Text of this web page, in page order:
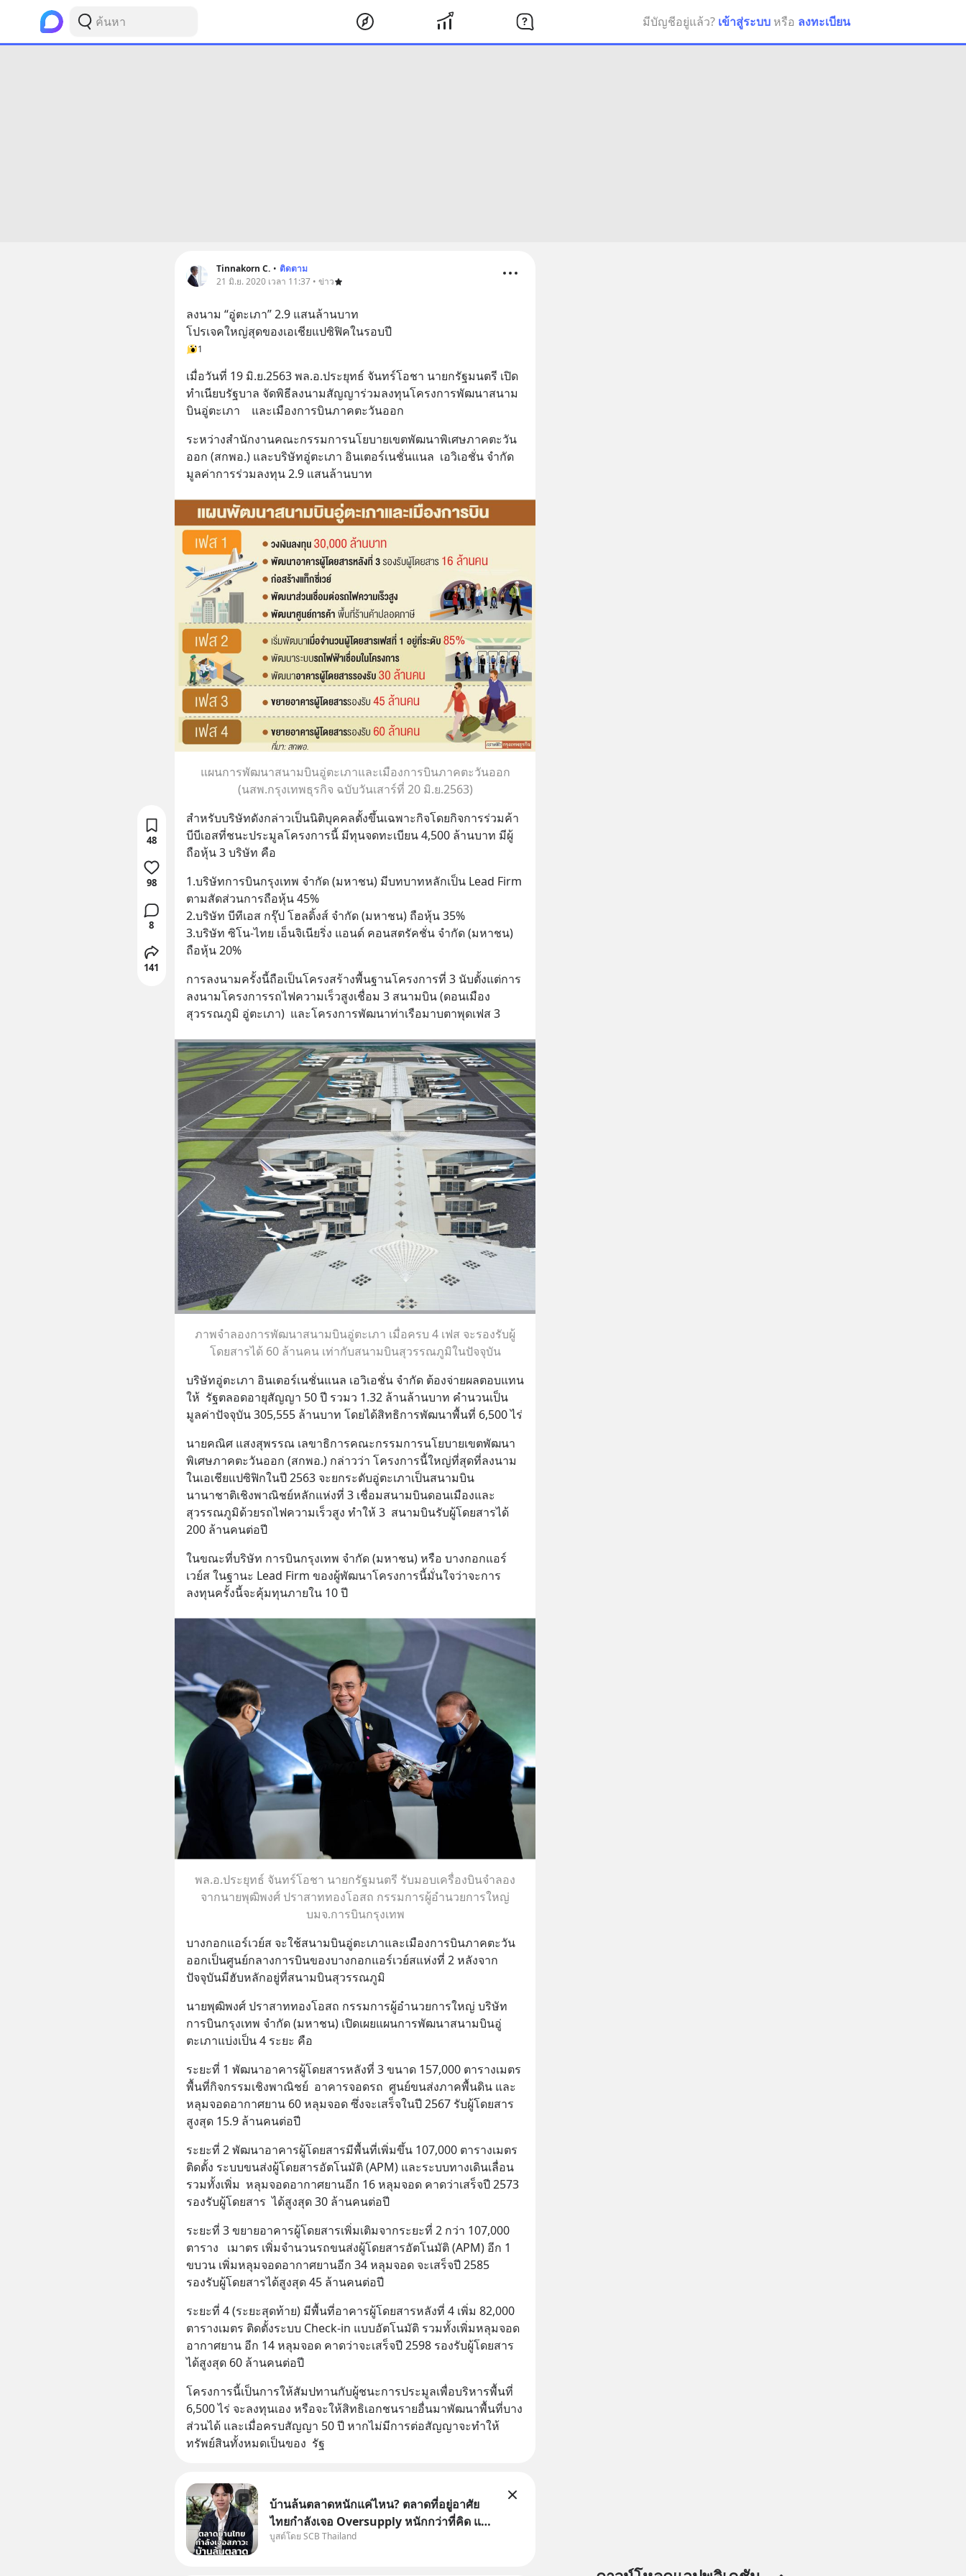
มีบัญชีอยู่แล้ว? เข้าสู่ระบบ หรือ ลงทะเบียน
Tinnakorn C. • ติดตาม
21 มิ.ย. 2020 เวลา 11:37 • ข่าว
ลงนาม “อู่ตะเภา” 2.9 แสนล้านบาท
โปรเจคใหญ่สุดของเอเชียแปซิฟิคในรอบปี
1
เมื่อวันที่ 19 มิ.ย.2563 พล.อ.ประยุทธ์ จันทร์โอชา นายกรัฐมนตรี เปิด
ทำเนียบรัฐบาล จัดพิธีลงนามสัญญาร่วมลงทุนโครงการพัฒนาสนาม
บินอู่ตะเภา    และเมืองการบินภาคตะวันออก
ระหว่างสำนักงานคณะกรรมการนโยบายเขตพัฒนาพิเศษภาคตะวัน
ออก (สกพอ.) และบริษัทอู่ตะเภา อินเตอร์เนชั่นแนล  เอวิเอชั่น จำกัด
มูลค่าการร่วมลงทุน 2.9 แสนล้านบาท
แผนการพัฒนาสนามบินอู่ตะเภาและเมืองการบินภาคตะวันออก
(นสพ.กรุงเทพธุรกิจ ฉบับวันเสาร์ที่ 20 มิ.ย.2563)
สำหรับบริษัทดังกล่าวเป็นนิติบุคคลตั้งขึ้นเฉพาะกิจโดยกิจการร่วมค้า
บีบีเอสที่ชนะประมูลโครงการนี้ มีทุนจดทะเบียน 4,500 ล้านบาท มีผู้
ถือหุ้น 3 บริษัท คือ
1.บริษัทการบินกรุงเทพ จำกัด (มหาชน) มีบทบาทหลักเป็น Lead Firm
ตามสัดส่วนการถือหุ้น 45%
2.บริษัท บีทีเอส กรุ๊ป โฮลดิ้งส์ จำกัด (มหาชน) ถือหุ้น 35%
3.บริษัท ซิโน-ไทย เอ็นจิเนียริ่ง แอนด์ คอนสตรัคชั่น จำกัด (มหาชน)
ถือหุ้น 20%
การลงนามครั้งนี้ถือเป็นโครงสร้างพื้นฐานโครงการที่ 3 นับตั้งแต่การ
ลงนามโครงการรถไฟความเร็วสูงเชื่อม 3 สนามบิน (ดอนเมือง
สุวรรณภูมิ อู่ตะเภา)  และโครงการพัฒนาท่าเรือมาบตาพุดเฟส 3
ภาพจำลองการพัฒนาสนามบินอู่ตะเภา เมื่อครบ 4 เฟส จะรองรับผู้
โดยสารได้ 60 ล้านคน เท่ากับสนามบินสุวรรณภูมิในปัจจุบัน
บริษัทอู่ตะเภา อินเตอร์เนชั่นแนล เอวิเอชั่น จำกัด ต้องจ่ายผลตอบแทน
ให้  รัฐตลอดอายุสัญญา 50 ปี รวมว 1.32 ล้านล้านบาท คำนวนเป็น
มูลค่าปัจจุบัน 305,555 ล้านบาท โดยได้สิทธิการพัฒนาพื้นที่ 6,500 ไร่
นายคณิศ แสงสุพรรณ เลขาธิการคณะกรรมการนโยบายเขตพัฒนา
พิเศษภาคตะวันออก (สกพอ.) กล่าวว่า โครงการนี้ใหญ่ที่สุดที่ลงนาม
ในเอเชียแปซิฟิกในปี 2563 จะยกระดับอู่ตะเภาเป็นสนามบิน
นานาชาติเชิงพาณิชย์หลักแห่งที่ 3 เชื่อมสนามบินดอนเมืองและ
สุวรรณภูมิด้วยรถไฟความเร็วสูง ทำให้ 3  สนามบินรับผู้โดยสารได้
200 ล้านคนต่อปี
ในขณะที่บริษัท การบินกรุงเทพ จำกัด (มหาชน) หรือ บางกอกแอร์
เวย์ส ในฐานะ Lead Firm ของผู้พัฒนาโครงการนี้มั่นใจว่าจะการ
ลงทุนครั้งนี้จะคุ้มทุนภายใน 10 ปี
พล.อ.ประยุทธ์ จันทร์โอชา นายกรัฐมนตรี รับมอบเครื่องบินจำลอง
จากนายพุฒิพงศ์ ปราสาททองโอสถ กรรมการผู้อำนวยการใหญ่
บมจ.การบินกรุงเทพ
บางกอกแอร์เวย์ส จะใช้สนามบินอู่ตะเภาและเมืองการบินภาคตะวัน
ออกเป็นศูนย์กลางการบินของบางกอกแอร์เวย์สแห่งที่ 2 หลังจาก
ปัจจุบันมีฮับหลักอยู่ที่สนามบินสุวรรณภูมิ
นายพุฒิพงศ์ ปราสาททองโอสถ กรรมการผู้อำนวยการใหญ่ บริษัท
การบินกรุงเทพ จำกัด (มหาชน) เปิดเผยแผนการพัฒนาสนามบินอู่
ตะเภาแบ่งเป็น 4 ระยะ คือ
ระยะที่ 1 พัฒนาอาคารผู้โดยสารหลังที่ 3 ขนาด 157,000 ตารางเมตร
พื้นที่กิจกรรมเชิงพาณิชย์  อาคารจอดรถ  ศูนย์ขนส่งภาคพื้นดิน และ
หลุมจอดอากาศยาน 60 หลุมจอด ซึ่งจะเสร็จในปี 2567 รับผู้โดยสาร
สูงสุด 15.9 ล้านคนต่อปี
ระยะที่ 2 พัฒนาอาคารผู้โดยสารมีพื้นที่เพิ่มขึ้น 107,000 ตารางเมตร
ติดตั้ง ระบบขนส่งผู้โดยสารอัตโนมัติ (APM) และระบบทางเดินเลื่อน
รวมทั้งเพิ่ม  หลุมจอดอากาศยานอีก 16 หลุมจอด คาดว่าเสร็จปี 2573
รองรับผู้โดยสาร  ได้สูงสุด 30 ล้านคนต่อปี
ระยะที่ 3 ขยายอาคารผู้โดยสารเพิ่มเติมจากระยะที่ 2 กว่า 107,000
ตาราง   เมาตร เพิ่มจำนวนรถขนส่งผู้โดยสารอัตโนมัติ (APM) อีก 1
ขบวน เพิ่มหลุมจอดอากาศยานอีก 34 หลุมจอด จะเสร็จปี 2585
รองรับผู้โดยสารได้สูงสุด 45 ล้านคนต่อปี
ระยะที่ 4 (ระยะสุดท้าย) มีพื้นที่อาคารผู้โดยสารหลังที่ 4 เพิ่ม 82,000
ตารางเมตร ติดตั้งระบบ Check-in แบบอัตโนมัติ รวมทั้งเพิ่มหลุมจอด
อากาศยาน อีก 14 หลุมจอด คาดว่าจะเสร็จปี 2598 รองรับผู้โดยสาร
ได้สูงสุด 60 ล้านคนต่อปี
โครงการนี้เป็นการให้สัมปทานกับผู้ชนะการประมูลเพื่อบริหารพื้นที่
6,500 ไร่ จะลงทุนเอง หรือจะให้สิทธิเอกชนรายอื่นมาพัฒนาพื้นที่บาง
ส่วนได้ และเมื่อครบสัญญา 50 ปี หากไม่มีการต่อสัญญาจะทำให้
ทรัพย์สินทั้งหมดเป็นของ  รัฐ
48
98
8
141
บ้านล้นตลาดหนักแค่ไหน? ตลาดที่อยู่อาศัย
ไทยกำลังเจอ Oversupply หนักกว่าที่คิด และ
ปัญหานี้อาจไม่ได้จบแค่เรื่องเศรษฐกิจ
บูสต์โดย SCB Thailand